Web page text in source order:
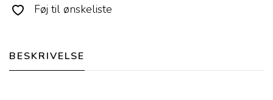
Føj til ønskeliste
BESKRIVELSE